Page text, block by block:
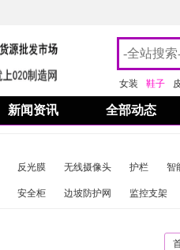
女装 鞋子
新闻资讯 全部动态
反光膜 无线摄像头 护栏 智
安全柜 边坡防护网 监控支架